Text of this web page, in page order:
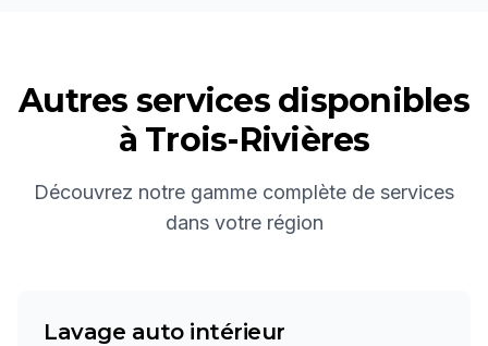
Autres services disponibles
à Trois-Rivières
Découvrez notre gamme complète de services
dans votre région
Lavage auto intérieur